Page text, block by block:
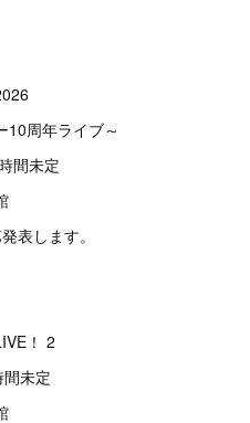
年ライブ～
間未定
表します。
！ 2
未定